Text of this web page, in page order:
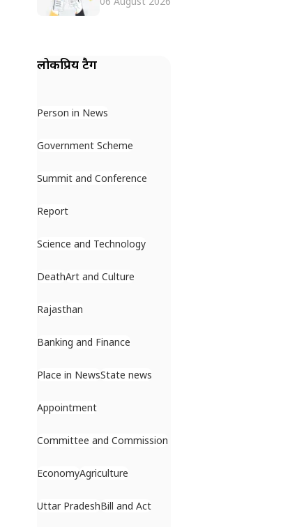
लोकप्रिय टैग
Person in News
Government Scheme
Summit and Conference
Report
Science and Technology
DeathArt and Culture
Rajasthan
Banking and Finance
Place in NewsState news
Appointment
Committee and Commission
EconomyAgriculture
Uttar PradeshBill and Act